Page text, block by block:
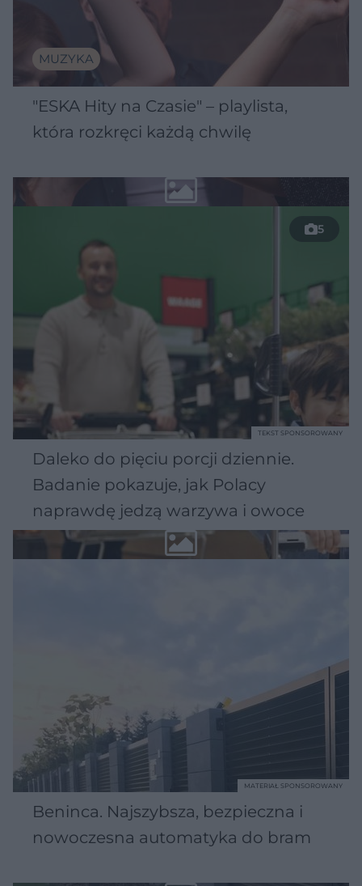
MUZYKA
"ESKA Hity na Czasie" – playlista,
która rozkręci każdą chwilę
5
Daleko do pięciu porcji dziennie.
Badanie pokazuje, jak Polacy
naprawdę jedzą warzywa i owoce
TEKST SPONSOROWANY
Beninca. Najszybsza, bezpieczna i
nowoczesna automatyka do bram
MATERIAŁ SPONSOROWANY